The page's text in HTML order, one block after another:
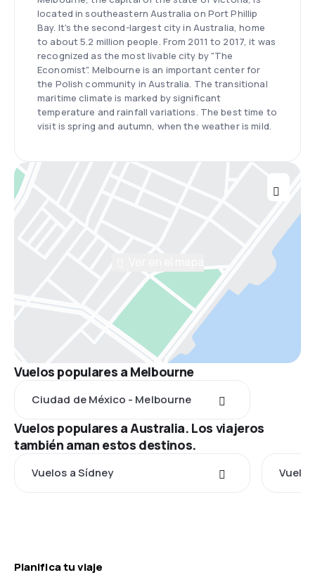
located in southeastern Australia on Port Phillip
Bay. It's the second-largest city in Australia, home
to about 5.2 million people. From 2011 to 2017, it was
recognized as the most livable city by "The
Economist". Melbourne is an important center for
the Polish community in Australia. The transitional
maritime climate is marked by significant
temperature and rainfall variations. The best time to
visit is spring and autumn, when the weather is mild.
Vuelos populares a Melbourne
Ciudad de México - Melbourne
Vuelos populares a Australia. Los viajeros
también aman estos destinos.
Vuelos a Sídney
Planifica tu viaje